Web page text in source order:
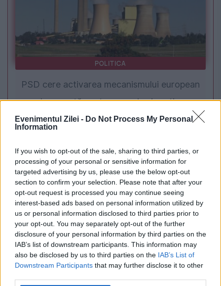
Evenimentul Zilei - Do Not Process My Personal
Information
If you wish to opt-out of the sale, sharing to third parties, or
processing of your personal or sensitive information for
targeted advertising by us, please use the below opt-out
section to confirm your selection. Please note that after your
opt-out request is processed you may continue seeing
interest-based ads based on personal information utilized by
us or personal information disclosed to third parties prior to
your opt-out. You may separately opt-out of the further
disclosure of your personal information by third parties on the
IAB’s list of downstream participants. This information may
also be disclosed by us to third parties on the IAB’s List of
Downstream Participants that may further disclose it to other
POLITICA
PSD cere activarea mecanismului european
de urgență pentru energie și susține
menținerea centralelor pe cărbune. Critici la
SOCIAL
Patriarhia Română salută decizia Curții